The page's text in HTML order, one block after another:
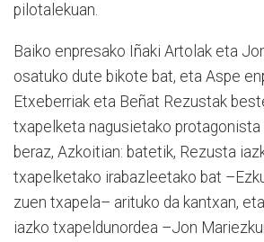
pilotalekuan.
Baiko enpresako Iñaki Artolak eta
osatuko dute bikote bat, eta Aspe
Etxeberriak eta Beñat Rezustak
txapelketa nagusietako protagonista
beraz, Azkoitian: batetik, Rezusta
txapelketako irabazleetako bat
zuen txapela– arituko da kantxan,
iazko txapeldunordea –Jon